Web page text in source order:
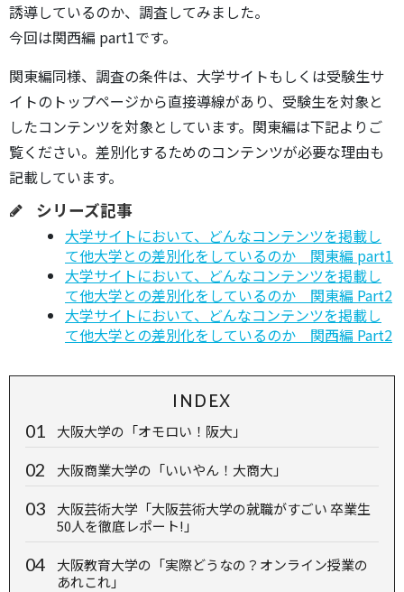
誘導しているのか、調査してみました。
今回は関西編 part1です。
関東編同様、調査の条件は、大学サイトもしくは受験生サ
イトのトップページから直接導線があり、受験生を対象と
したコンテンツを対象としています。関東編は下記よりご
覧ください。差別化するためのコンテンツが必要な理由も
記載しています。
シリーズ記事
⼤学サイトにおいて、どんなコンテンツを掲載し
て他⼤学との差別化をしているのか 関東編 part1
⼤学サイトにおいて、どんなコンテンツを掲載し
て他⼤学との差別化をしているのか 関東編 Part2
⼤学サイトにおいて、どんなコンテンツを掲載し
て他⼤学との差別化をしているのか 関西編 Part2
INDEX
大阪大学の「オモロい！阪大」
大阪商業大学の「いいやん！大商大」
大阪芸術大学「大阪芸術大学の就職がすごい 卒業生
50人を徹底レポート!」
大阪教育大学の「実際どうなの？オンライン授業の
あれこれ」